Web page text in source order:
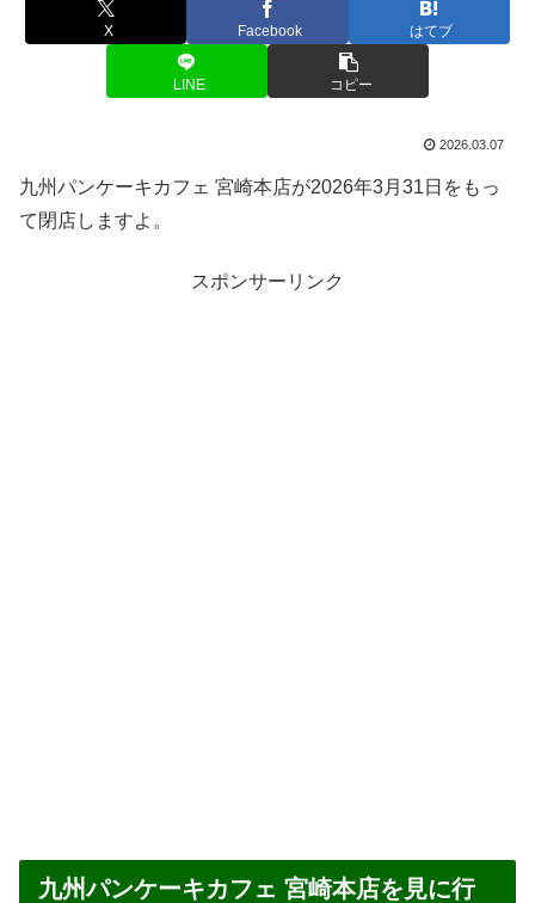
X Facebook はてブ
LINE コピー
2026.03.07
九州パンケーキカフェ 宮崎本店が2026年3月31日をもっ
て閉店しますよ。
スポンサーリンク
九州パンケーキカフェ 宮崎本店を見に行